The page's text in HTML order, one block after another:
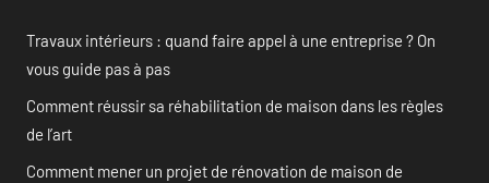
Travaux intérieurs : quand faire appel à une entreprise ? On
vous guide pas à pas
Comment réussir sa réhabilitation de maison dans les règles
de l’art
Comment mener un projet de rénovation de maison de